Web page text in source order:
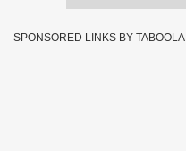
SPONSORED LINKS BY TABOOLA